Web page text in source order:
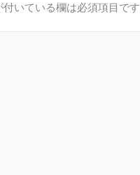
付いている欄は必須項目です